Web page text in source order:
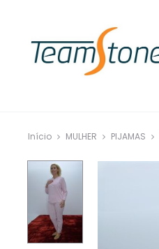
Início MULHER PIJAMAS